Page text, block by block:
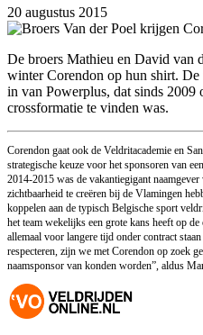
20 augustus 2015
De broers Mathieu en David van
winter Corendon op hun shirt. De
in van Powerplus, dat sinds 2009
crossformatie te vinden was.
Corendon gaat ook de Veldritacademie en
strategische keuze voor het sponsoren van
2014-2015 was de vakantiegigant
zichtbaarheid te creëren bij de Vlamingen
koppelen aan de typisch Belgische sport
het team wekelijks een grote kans heeft op
allemaal voor langere tijd onder contract
respecteren, zijn we met Corendon op zoek
naamsponsor van konden worden”, aldus